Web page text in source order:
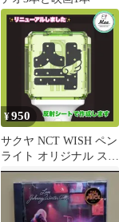
¥950
サクヤ NCT WISH ペン
ライト オリジナル ステ
ッカー